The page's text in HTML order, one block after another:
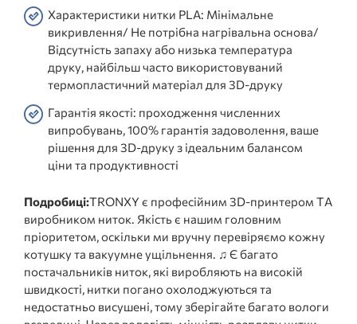
Характеристики нитки PLA: Мінімальне
викривлення/ Не потрібна нагрівальна основа/
Відсутність запаху або низька температура
друку, найбільш часто використовуваний
термопластичний матеріал для 3D-друку
Гарантія якості: проходження численних
випробувань, 100% гарантія задоволення, ваше
рішення для 3D-друку з ідеальним балансом
ціни та продуктивності
Подробиці:TRONXY є професійним 3D-принтером ТА
виробником ниток. Якість є нашим головним
пріоритетом, оскільки ми вручну перевіряємо кожну
котушку та вакуумне ущільнення. ♫ Є багато
постачальників ниток, які виробляють на високій
швидкості, нитки погано охолоджуються та
недостатньо висушені, тому зберігайте багато вологи